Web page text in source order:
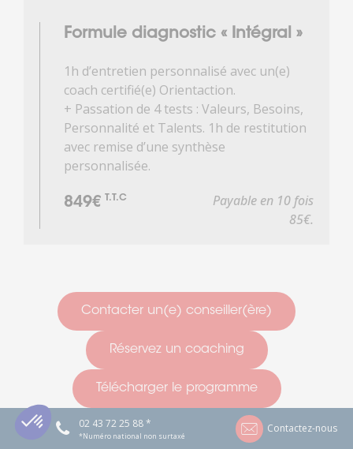
Formule diagnostic « Intégral »
1h d’entretien personnalisé avec un(e)
coach certifié(e) Orientaction.
+ Passation de 4 tests : Valeurs, Besoins,
Personnalité et Talents. 1h de restitution
avec remise d’une synthèse
personnalisée.
849€ T.T.C
Payable en 10 fois
85€.
Contacter un(e) conseiller(ère)
Réservez un coaching
Télécharger le programme
02 43 72 25 88 *
*Numéro national non surtaxé
Contactez-nous